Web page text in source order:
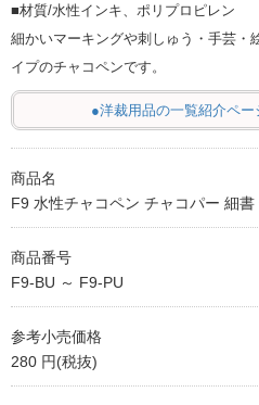
■材質/水性インキ、ポリプロピレン
細かいマーキングや刺しゅう・手芸・
イプのチャコペンです。
●洋裁用品の一覧紹介ペ
商品名
F9 水性チャコペン チャコパー 細
商品番号
F9-BU ～ F9-PU
参考小売価格
280 円(税抜)